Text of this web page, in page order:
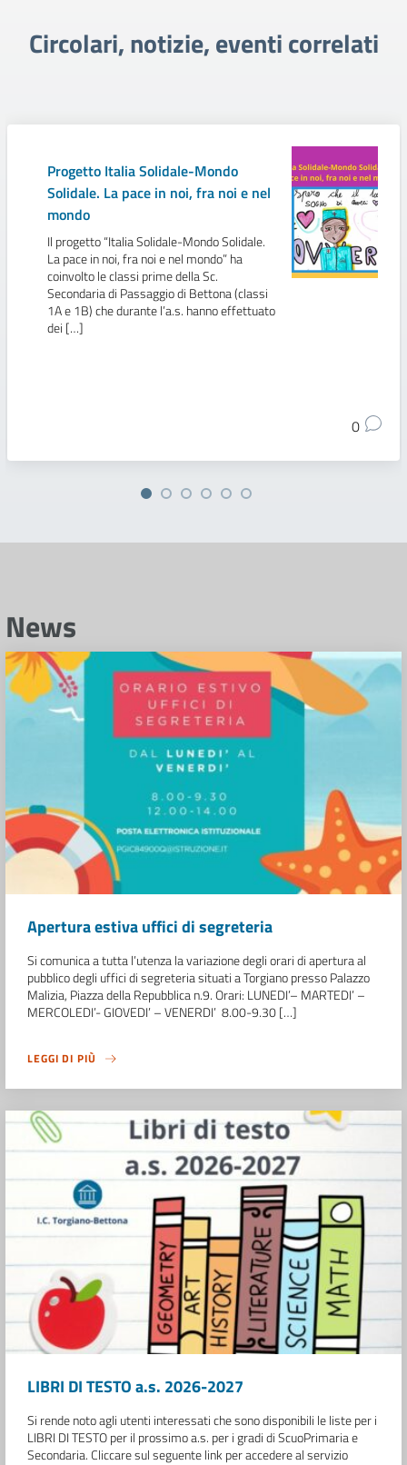
Circolari, notizie, eventi correlati
Progetto Italia Solidale-Mondo
Solidale. La pace in noi, fra noi e nel
mondo
Il progetto “Italia Solidale-Mondo Solidale.
La pace in noi, fra noi e nel mondo” ha
coinvolto le classi prime della Sc.
Secondaria di Passaggio di Bettona (classi
1A e 1B) che durante l’a.s. hanno effettuato
dei […]
0
News
Apertura estiva uffici di segreteria
Si comunica a tutta l’utenza la variazione degli orari di apertura al
pubblico degli uffici di segreteria situati a Torgiano presso Palazzo
Malizia, Piazza della Repubblica n.9. Orari: LUNEDI’– MARTEDI’ –
MERCOLEDI’- GIOVEDI’ – VENERDI’ 8.00-9.30 […]
LEGGI DI PIÙ
LIBRI DI TESTO a.s. 2026-2027
Si rende noto agli utenti interessati che sono disponibili le liste per i
LIBRI DI TESTO per il prossimo a.s. per i gradi di ScuoPrimaria e
Secondaria. Cliccare sul seguente link per accedere al servizio